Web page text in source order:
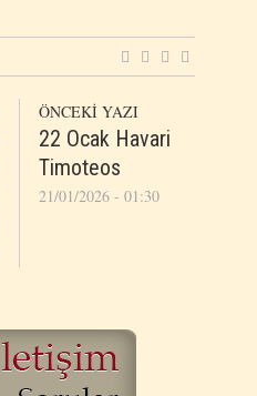
ÖNCEKİ YAZI
22 Ocak Havari
Timoteos
21/01/2026 - 01:30